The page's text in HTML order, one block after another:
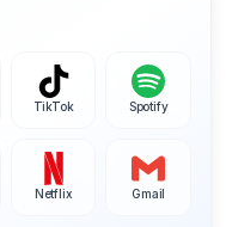
TikTok Spotify
Netflix Gmail